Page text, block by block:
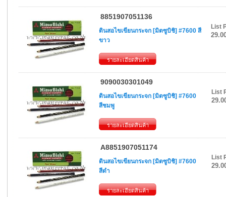
8851907051136
ดินสอไขเขียนกระจก [มิตซูบิชิ] #7600 สี
ขาว
รายละเอียดสินค้า
List
9090030301049
ดินสอไขเขียนกระจก [มิตซูบิชิ] #7600
สีชมพู
รายละเอียดสินค้า
List
A8851907051174
ดินสอไขเขียนกระจก [มิตซูบิชิ] #7600
สีดำ
รายละเอียดสินค้า
List